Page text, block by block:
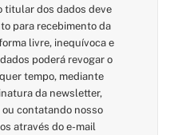
titular dos dados deve
para recebimento da
livre, inequívoca e
poderá revogar o
tempo, mediante
da newsletter,
contatando nosso
através do e-mail